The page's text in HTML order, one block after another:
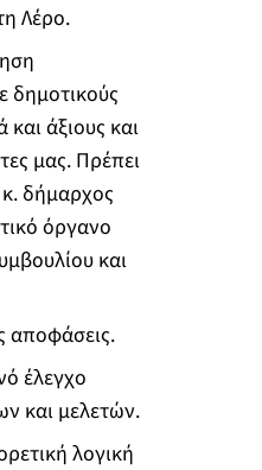
Λέρο.
δημοτικούς
άξιους και
μας. Πρέπει
δήμαρχος
όργανο
και
αποφάσεις.
έλεγχο
και μελετών.
λογική